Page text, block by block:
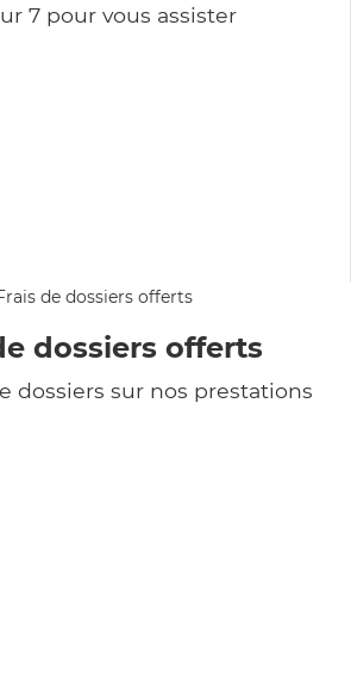
7 pour vous assister
dossiers offerts
dossiers sur nos prestations